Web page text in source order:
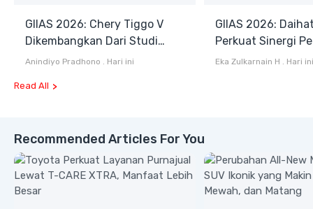
GIIAS 2026: Chery Tiggo V
Dikembangkan Dari Studi
Komprehensif di Indonesia
Anindiyo Pradhono . Hari ini
GIIAS 2026:
Perkuat Sinergi
dan Industri
Eka Zulkarnain H . Hari ini
Read All
Recommended Articles For You